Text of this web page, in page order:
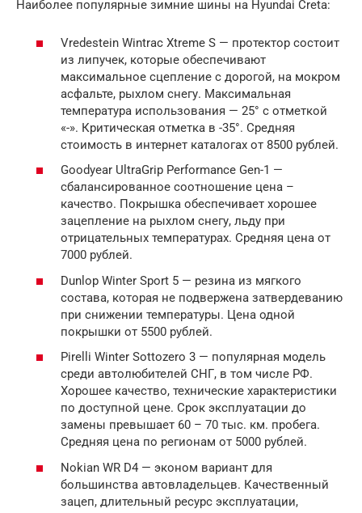
Наиболее популярные зимние шины на Hyundai Creta:
Vredestein Wintrac Xtreme S — протектор состоит
из липучек, которые обеспечивают
максимальное сцепление с дорогой, на мокром
асфальте, рыхлом снегу. Максимальная
температура использования — 25° с отметкой
«-». Критическая отметка в -35°. Средняя
стоимость в интернет каталогах от 8500 рублей.
Goodyear UltraGrip Performance Gen-1 —
сбалансированное соотношение цена –
качество. Покрышка обеспечивает хорошее
зацепление на рыхлом снегу, льду при
отрицательных температурах. Средняя цена от
7000 рублей.
Dunlop Winter Sport 5 — резина из мягкого
состава, которая не подвержена затвердеванию
при снижении температуры. Цена одной
покрышки от 5500 рублей.
Pirelli Winter Sottozero 3 — популярная модель
среди автолюбителей СНГ, в том числе РФ.
Хорошее качество, технические характеристики
по доступной цене. Срок эксплуатации до
замены превышает 60 – 70 тыс. км. пробега.
Средняя цена по регионам от 5000 рублей.
Nokian WR D4 — эконом вариант для
большинства автовладельцев. Качественный
зацеп, длительный ресурс эксплуатации,